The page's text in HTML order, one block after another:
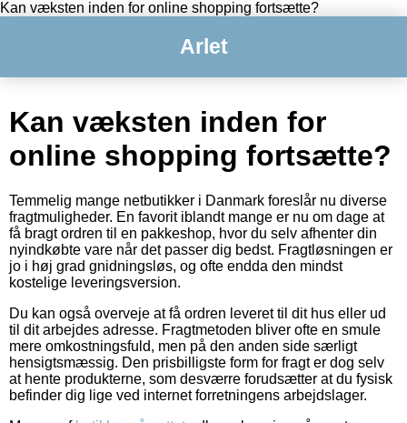
Kan væksten inden for online shopping fortsætte?
Arlet
Kan væksten inden for
online shopping fortsætte?
Temmelig mange netbutikker i Danmark foreslår nu diverse
fragtmuligheder. En favorit iblandt mange er nu om dage at
få bragt ordren til en pakkeshop, hvor du selv afhenter din
nyindkøbte vare når det passer dig bedst. Fragtløsningen er
jo i høj grad gnidningsløs, og ofte endda den mindst
kostelige leveringsversion.
Du kan også overveje at få ordren leveret til dit hus eller ud
til dit arbejdes adresse. Fragtmetoden bliver ofte en smule
mere omkostningsfuld, men på den anden side særligt
hensigtsmæssig. Den prisbilligste form for fragt er dog selv
at hente produkterne, som desværre forudsætter at du fysisk
befinder dig lige ved internet forretningens arbejdslager.